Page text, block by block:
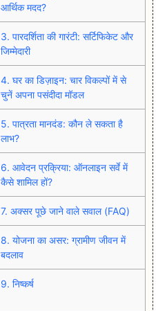
आर्थिक मदद?
3. पारदर्शिता की गारंटी: सर्टिफिकेट और
जिम्मेदारी
4. घर का डिज़ाइन: चार विकल्पों में से
चुनें अपना पसंदीदा मॉडल
5. पात्रता मानदंड: कौन ले सकता है
लाभ?
6. आवेदन प्रक्रिया: ऑनलाइन सर्वे में
कैसे शामिल हों?
7. अक्सर पूछे जाने वाले सवाल (FAQ)
8. योजना का असर: ग्रामीण जीवन में
बदलाव
9. निष्कर्ष